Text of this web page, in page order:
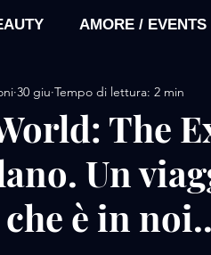
AMORE / EVENTS
/ DESIGN
AMORE/ MOVIE AMORE
/ FOOD AMORE /
The
Un
è in
30 giu Tempo di lettura: 2 min
su 5.